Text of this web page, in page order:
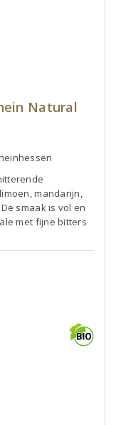
Natural
mandarijn,
smaak is vol en
met fijne bitters